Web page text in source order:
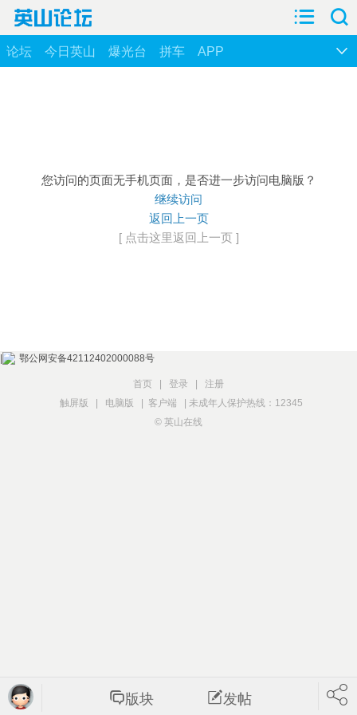
论坛 今日英山 爆光台 拼车 APP
您访问的页面无手机页面，是否进一步访问电脑版？
继续访问
返回上一页
[ 点击这里返回上一页 ]
鄂公网安备42112402000088号
首页 登录
注册
触屏版
电脑版 客户端
未成年人保护热线：12345
© 英山在线
版块 发帖